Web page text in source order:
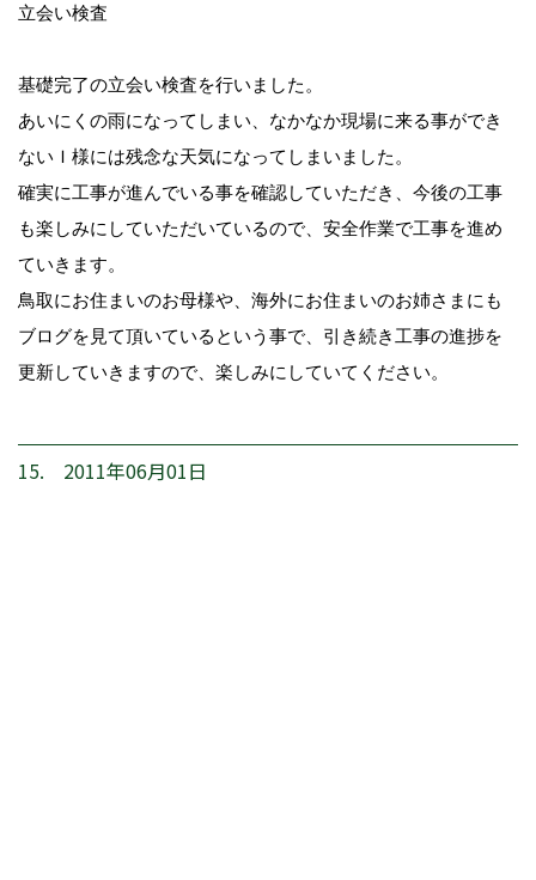
立会い検査
基礎完了の立会い検査を行いました。
あいにくの雨になってしまい、なかなか現場に来る事ができ
ないＩ様には残念な天気になってしまいました。
確実に工事が進んでいる事を確認していただき、今後の工事
も楽しみにしていただいているので、安全作業で工事を進め
ていきます。
鳥取にお住まいのお母様や、海外にお住まいのお姉さまにも
ブログを見て頂いているという事で、引き続き工事の進捗を
更新していきますので、楽しみにしていてください。
15. 2011年06月01日